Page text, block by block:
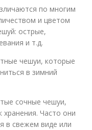
по многим
и цветом
острые,
и т.д.
чешуи, которые
в зимний
сочные чешуи,
хранения. Часто они
в свежем виде или